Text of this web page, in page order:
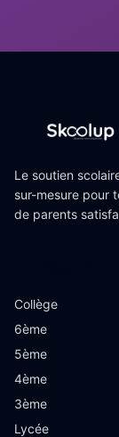
Le soutien
sur-mesure pour
de parents
Collège
6ème
5ème
4ème
3ème
Lycée